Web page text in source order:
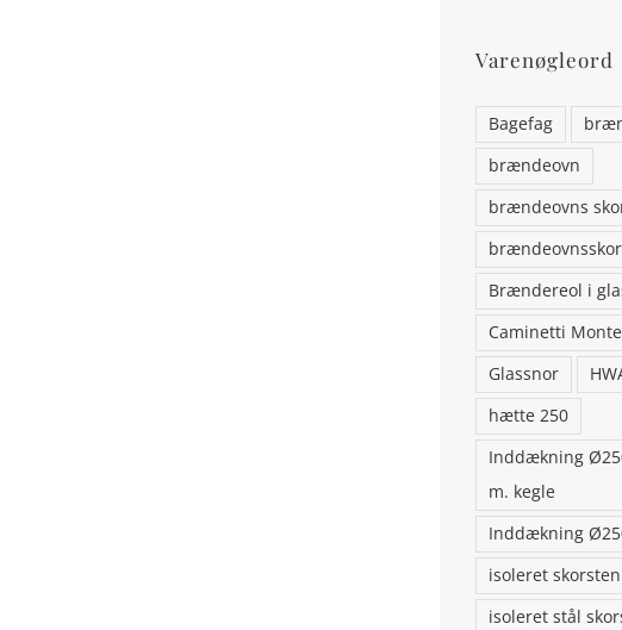
Varenøgleord
Bagefag
brændeovn
brændeovns
Brændereol i
Caminetti
Glassnor
hætte 250
Inddækning
m. kegle
Inddækning
isoleret skorsten
isoleret stål